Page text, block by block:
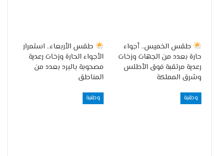
طقس الخميس.. أجواء
حارة بعدد من الجهات وزخات
رعدية مرتقبة فوق الأطلس
وشرق المملكة
طقس الأربعاء.. استمرار
الأجواء الحارة وزخات رعدية
مصحوبة بالبرد بعدد من
المناطق
وطنية وطنية